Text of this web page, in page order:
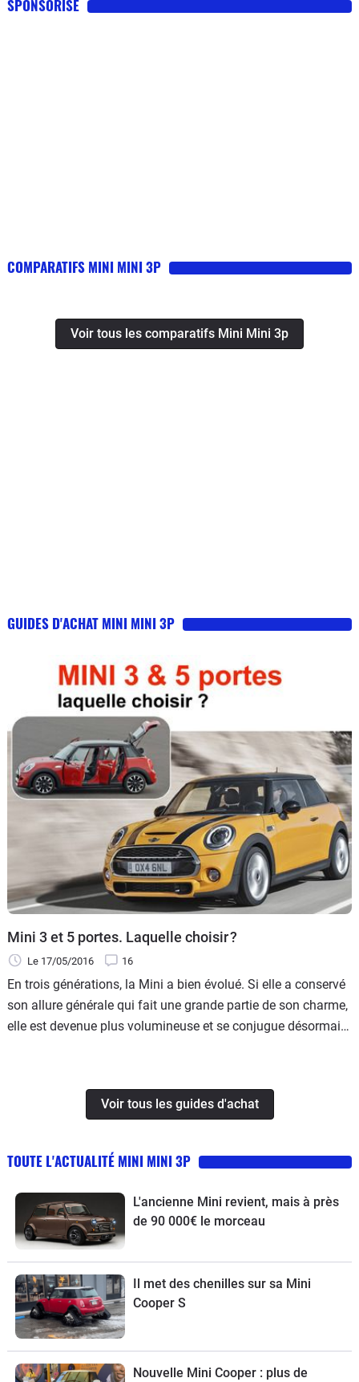
SPONSORISE
COMPARATIFS MINI MINI 3P
Voir tous les comparatifs Mini Mini 3p
GUIDES D'ACHAT MINI MINI 3P
Mini 3 et 5 portes. Laquelle choisir ?
Le 17/05/2016 16
En trois générations, la Mini a bien évolué. Si elle a conservé
son allure générale qui fait une grande partie de son charme,
elle est devenue plus volumineuse et se conjugue désormais
Voir tous les guides d'achat
TOUTE L'ACTUALITÉ MINI MINI 3P
L'ancienne Mini revient, mais à près
de 90 000€ le morceau
Il met des chenilles sur sa Mini
Cooper S
Nouvelle Mini Cooper : plus de